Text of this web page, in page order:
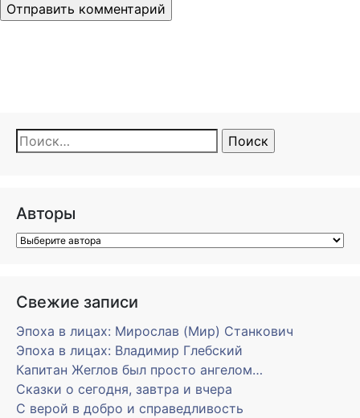
Найти:
Авторы
Свежие записи
Эпоха в лицах: Мирослав (Мир) Станкович
Эпоха в лицах: Владимир Глебский
Капитан Жеглов был просто ангелом…
Сказки о сегодня, завтра и вчера
С верой в добро и справедливость